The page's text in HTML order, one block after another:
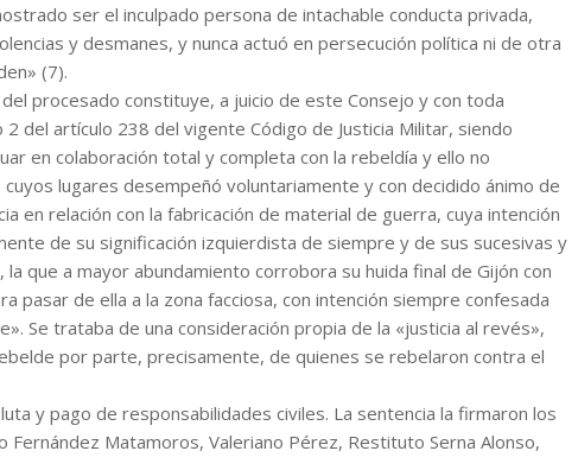
ser el inculpado persona de intachable conducta privada,
y desmanes, y nunca actuó en persecución política ni de otra
(7).
procesado constituye, a juicio de este Consejo y con toda
del artículo 238 del vigente Código de Justicia Militar, siendo
en colaboración total y completa con la rebeldía y ello no
lugares desempeñó voluntariamente y con decidido ánimo de
en relación con la fabricación de material de guerra, cuya intención
de su significación izquierdista de siempre y de sus sucesivas y
que a mayor abundamiento corrobora su huida final de Gijón con
pasar de ella a la zona facciosa, con intención siempre confesada
Se trataba de una consideración propia de la «justicia al revés»,
por parte, precisamente, de quienes se rebelaron contra el
y pago de responsabilidades civiles. La sentencia la firmaron los
Matamoros, Valeriano Pérez, Restituto Serna Alonso,